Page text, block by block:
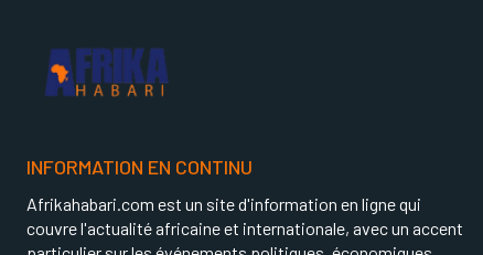
INFORMATION EN CONTINU
Afrikahabari.com est un site d'information en ligne qui
couvre l'actualité africaine et internationale, avec un accent